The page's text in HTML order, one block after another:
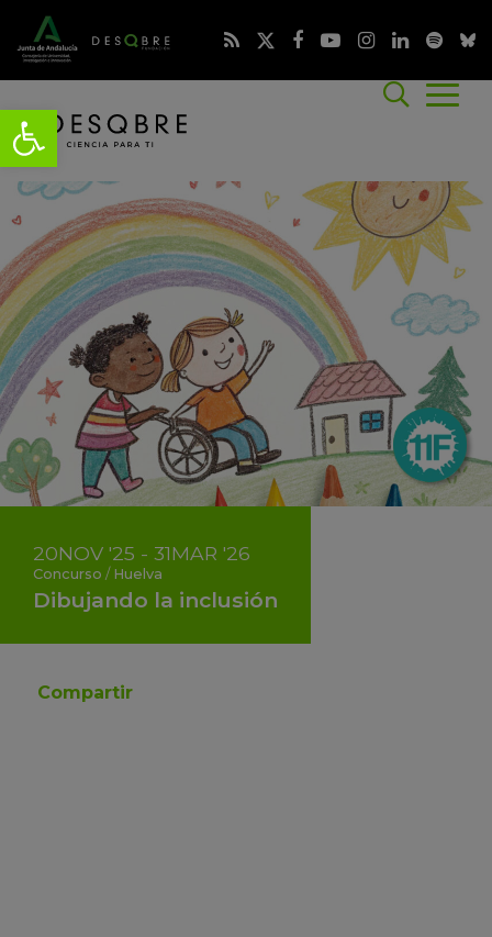
20NOV '25 - 31MAR '26
Concurso / Huelva
Dibujando la inclusión
Compartir